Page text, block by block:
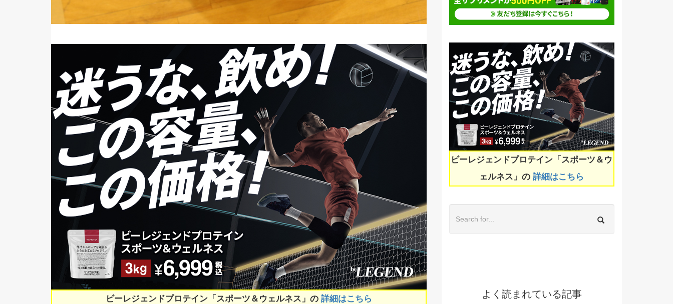
ビーレジェンドプロテイン「スポーツ＆ウェルネス」の 詳細はこちら
ビーレジェンドプロテイン「スポーツ＆ウ
ェルネス」の詳細はこちら
よく読まれている記事